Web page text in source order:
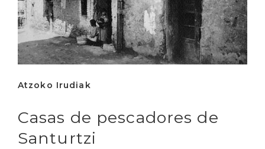
Atzoko Irudiak
Casas de pescadores de
Santurtzi